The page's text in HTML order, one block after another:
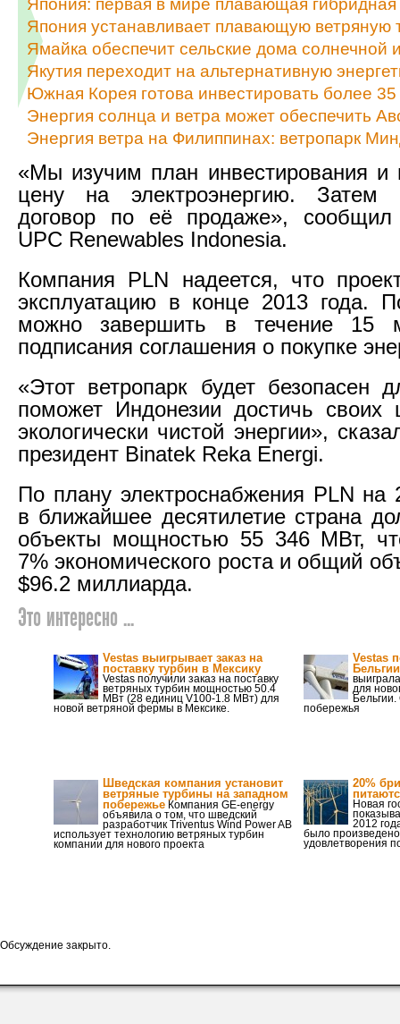
Япония устанавливает плавающую ветряную
Ямайка обеспечит сельские дома солнечной
Якутия переходит на альтернативную
Южная Корея готова инвестировать более
Энергия солнца и ветра может обеспечить
Энергия ветра на Филиппинах: ветропарк
«Мы изучим план инвестирования и
цену на электроэнергию.
договор по её продаже», сообщил
UPC Renewables Indonesia.
Компания PLN надеется, что
эксплуатацию в конце 2013 года.
можно завершить в течение 15
подписания соглашения о покупке
«Этот ветропарк будет безопасен
поможет Индонезии достичь
экологически чистой энергии»,
президент Binatek Reka Energi.
По плану электроснабжения PLN на
в ближайшее десятилетие страна
объекты мощностью 55 346 МВт,
7% экономического роста и общий
$96.2 миллиарда.
Это интересно ...
Vestas выигрывает заказ на
поставку турбин в Мексику
Vestas получили заказ на поставку
ветряных турбин мощностью 50.4
МВт (28 единиц V100-1.8 МВт) для
новой ветряной фермы в Мексике.
Vestas
Бельгии
для
побережья
Шведская компания установит
ветряные турбины на западном
побережье Компания GE-energy
объявила о том, что шведский
разработчик Triventus Wind Power AB
использует технологию ветряных турбин
компании для нового проекта
20%
Новая
2012
было
удовлетворения
Обсуждение закрыто.